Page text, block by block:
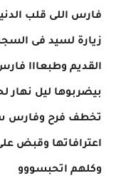
فارس اللى قلب
زيارة لسيد فى
القديم وطبعااا
بيضربوها ليل نهار
تخطف فرح وفارس
اعترافاتها وقبض
وكلهم اتحبسووو